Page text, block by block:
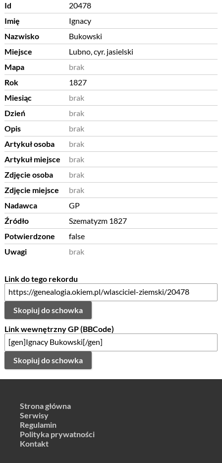
Id
20478
Imię
Ignacy
Nazwisko
Bukowski
Miejsce
Lubno, cyr. jasielski
Mapa
brak
Rok
1827
Miesiąc
brak
Dzień
brak
Opis
brak
Artykuł osoba
brak
Artykuł miejsce
brak
Zdjęcie osoba
brak
Zdjęcie miejsce
brak
Nadawca
GP
Źródło
Szematyzm 1827
Potwierdzone
false
Uwagi
brak
Link do tego rekordu
Skopiuj do schowka
Link wewnętrzny GP (BBCode)
Skopiuj do schowka
Strona główna
Serwisy
Regulamin
Polityka prywatności
Kontakt